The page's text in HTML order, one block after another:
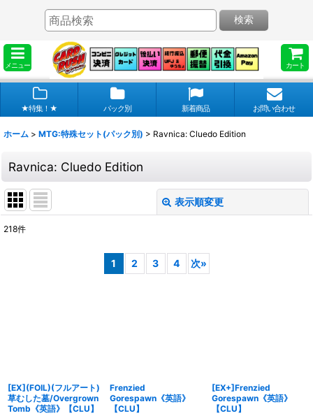
メニュー カート
検索
★特集！★ パック別 新着商品 お問い合わせ
ホーム > MTG:特殊セット(パック別) > Ravnica: Cluedo Edition
Ravnica: Cluedo Edition
表示順変更
218件
1 2 3 4 次»
[EX](FOIL)(フルアート)
草むした墓/Overgrown
Tomb《英語》【CLU】
Frenzied
Gorespawn《英語》
【CLU】
[EX+]Frenzied
Gorespawn《英語》
【CLU】